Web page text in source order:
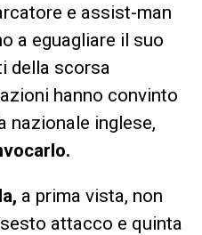
e assist-man
a eguagliare il suo
della scorsa
hanno convinto
nazionale inglese,
a prima vista, non
attacco e quinta